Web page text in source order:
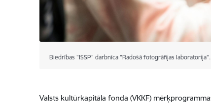
Biedrības "ISSP" darbnīca "Radošā fotogrāfijas laboratorija".
Valsts kultūrkapitāla fonda (VKKF)